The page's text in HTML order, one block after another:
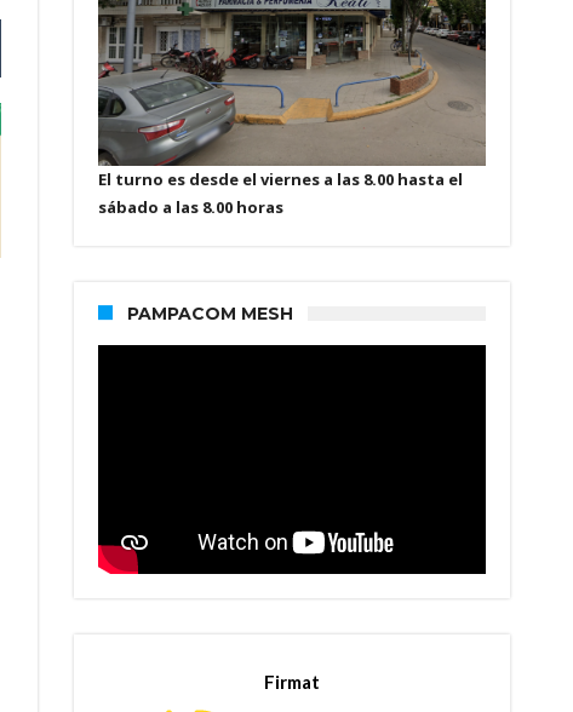
El turno es desde el viernes a las 8.00 hasta el
sábado a las 8.00 horas
PAMPACOM MESH
Firmat